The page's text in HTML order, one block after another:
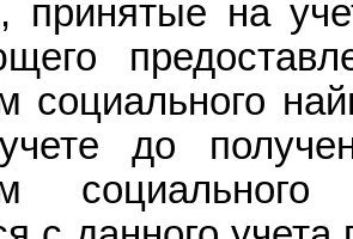
принятые на
социального
до